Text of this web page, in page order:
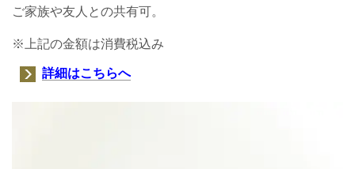
ご家族や友人との共有可。
※上記の金額は消費税込み
詳細はこちらへ